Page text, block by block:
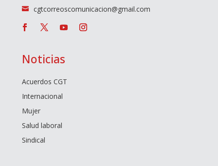
 cgtcorreoscomunicacion@gmail.com
Noticias
Acuerdos CGT
Internacional
Mujer
Salud laboral
Sindical